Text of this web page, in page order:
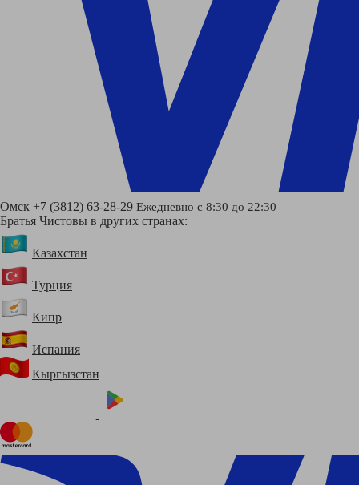
Омск +7 (3812) 63-28-29 Ежедневно с 8:30 до 22:30
Братья Чистовы в других странах:
Казахстан
Турция
Кипр
Испания
Кыргызстан